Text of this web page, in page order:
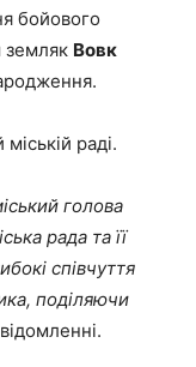
бойового
земляк Вовк
раді.
голова
рада та її
співчуття
поділяючи